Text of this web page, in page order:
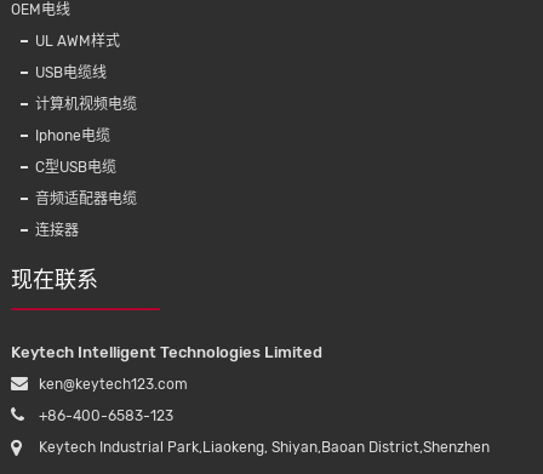
OEM电线
UL AWM样式
USB电缆线
计算机视频电缆
Iphone电缆
C型USB电缆
音频适配器电缆
连接器
现在联系
Keytech Intelligent Technologies Limited
ken@keytech123.com
+86-400-6583-123
Keytech Industrial Park,Liaokeng, Shiyan,Baoan District,Shenzhen